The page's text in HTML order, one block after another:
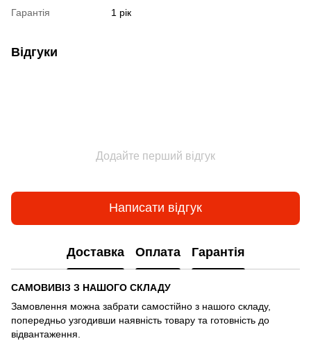
Гарантія
1 рік
Відгуки
Додайте перший відгук
Написати відгук
Доставка Оплата Гарантія
САМОВИВІЗ З НАШОГО СКЛАДУ
Замовлення можна забрати самостійно з нашого складу,
попередньо узгодивши наявність товару та готовність до
відвантаження.